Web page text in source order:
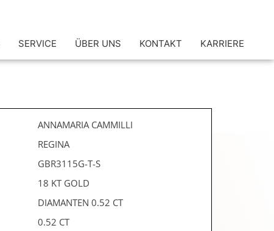
SERVICE ÜBER UNS KONTAKT KARRIERE
ANNAMARIA CAMMILLI
REGINA
GBR3115G-T-S
18 KT GOLD
DIAMANTEN 0.52 CT
0.52 CT